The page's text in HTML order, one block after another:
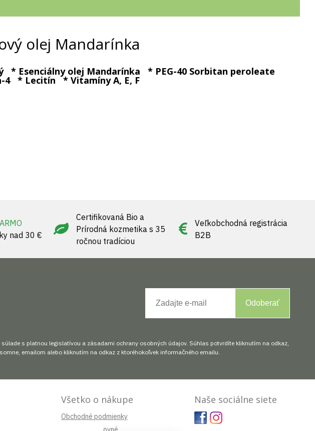
olej Mandarínka
* Esenciálny olej Mandarínka * PEG-40 Sorbitan peroleate
4 * Lecitín * Vitamíny A, E, F
nad 30 €
Certifikovaná Bio a
Prírodná kozmetika s 35
ročnou tradíciou
Veľkobchodná registrácia
B2B
Odoberať
s platnou legislatívou a zásadami ochrany osobných údajov. Súhlas potvrdíte kliknutím na odkaz,
emailom alebo kliknutím na odkaz z ktoréhokoľvek informačného emailu.
Všetko o nákupe
Obchodné podmienky
Naše sociálne siete